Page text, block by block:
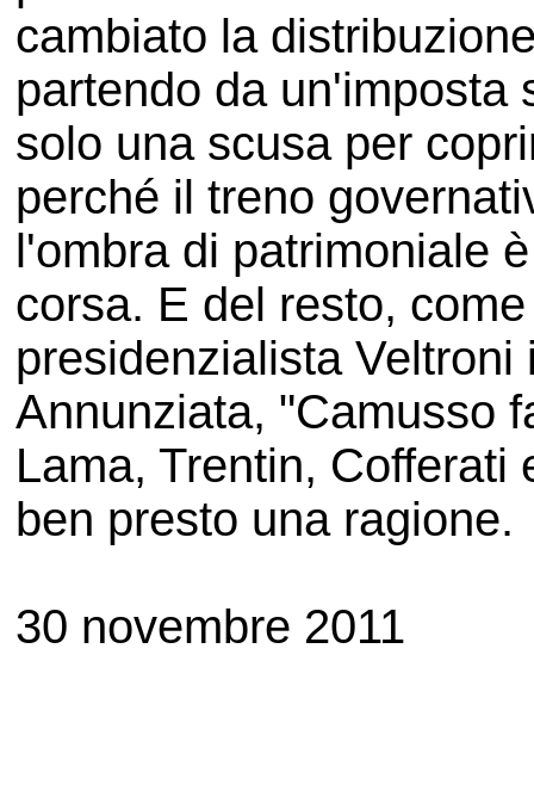
cambiato la
partendo da un'imposta
solo una scusa per
perché il treno
l'ombra di patrimoniale
corsa. E del resto,
presidenzialista
Annunziata, "Camusso
Lama, Trentin, Cofferati
ben presto una ragione.
30 novembre 2011